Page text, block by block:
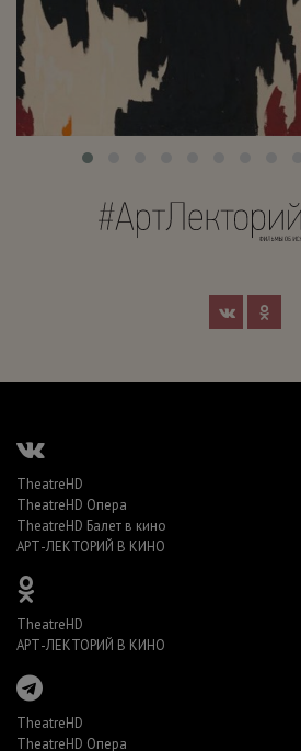
TheatreHD
TheatreHD Опера
TheatreHD Балет в кино
АРТ-ЛЕКТОРИЙ В КИНО
TheatreHD
АРТ-ЛЕКТОРИЙ В КИНО
TheatreHD
TheatreHD Опера